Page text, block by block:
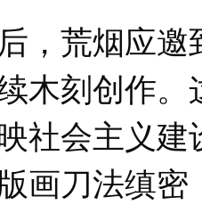
荒烟应邀
木刻创作
社会主义
画刀法缜